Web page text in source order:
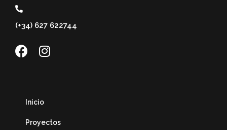
(+34) 627 622744
Inicio
Proyectos